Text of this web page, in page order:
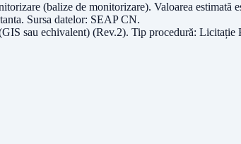
(balize de monitorizare). Valoarea estimată
. Sursa datelor: SEAP CN.
sau echivalent) (Rev.2). Tip procedură: Licitație